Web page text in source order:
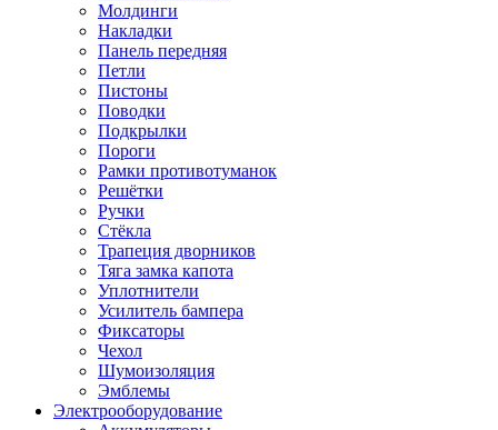
Молдинги
Накладки
Панель передняя
Петли
Пистоны
Поводки
Подкрылки
Пороги
Рамки противотуманок
Решётки
Ручки
Стёкла
Трапеция дворников
Тяга замка капота
Уплотнители
Усилитель бампера
Фиксаторы
Чехол
Шумоизоляция
Эмблемы
Электрооборудование